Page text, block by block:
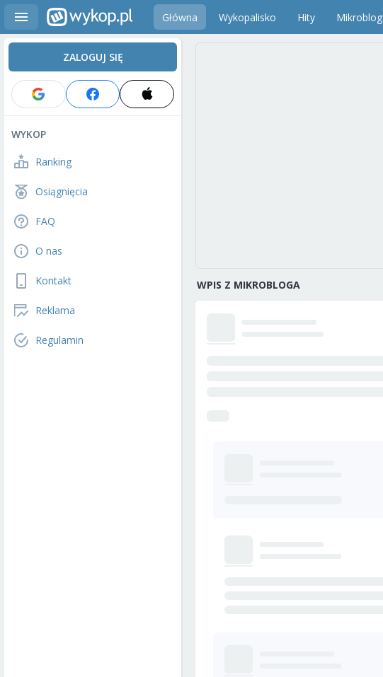
Główna Wykopalisko Hity Mikroblog
ZALOGUJ SIĘ
WYKOP
Ranking
Osiągnięcia
FAQ
O nas
Kontakt
Reklama
Regulamin
WPIS Z MIKROBLOGA